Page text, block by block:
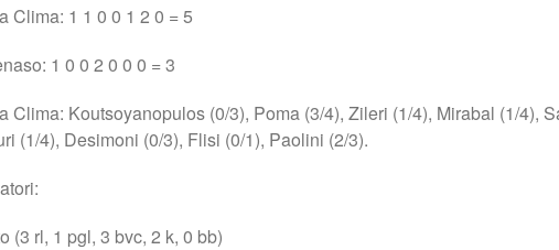
Clima: 1 1 0 0 1 2 0 = 5
1 0 0 2 0 0 0 = 3
Clima: Koutsoyanopulos (0/3), Poma (3/4), Zileri (1/4), Mirabal (1/4),
(1/4), Desimoni (0/3), Flisi (0/1), Paolini (2/3).
(3 rl, 1 pgl, 3 bvc, 2 k, 0 bb)